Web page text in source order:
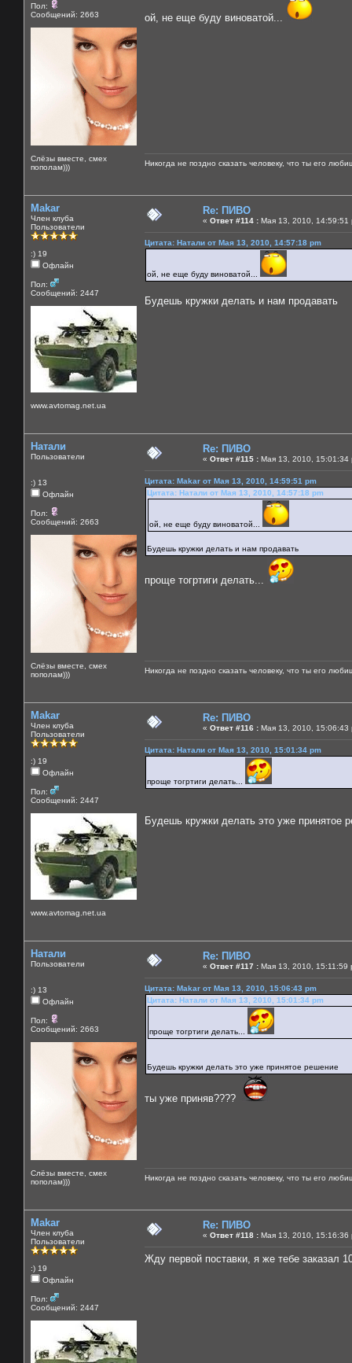
Пол:
Сообщений: 2663
Слёзы вместе, смех
пополам)))
ой, не еще буду виноватой...
Никогда не поздно сказать человеку, что ты его
Makar
Член клуба
Пользователи
:) 19
Офлайн
Пол:
Сообщений: 2447
www.avtomag.net.ua
Re: ПИВО
« Ответ #114 : Мая 13, 2010, 14:59:51
Цитата: Натали от Мая 13, 2010, 14:57:18 pm
ой, не еще буду виноватой...
Будешь кружки делать и нам продавать
Натали
Пользователи
:) 13
Офлайн
Пол:
Сообщений: 2663
Слёзы вместе, смех
пополам)))
Re: ПИВО
« Ответ #115 : Мая 13, 2010, 15:01:34
Цитата: Makar от Мая 13, 2010, 14:59:51 pm
Цитата: Натали от Мая 13, 2010, 14:57:18 pm
ой, не еще буду виноватой...
Будешь кружки делать и нам продавать
проще тогртиги делать...
Никогда не поздно сказать человеку, что ты его
Makar
Член клуба
Пользователи
:) 19
Офлайн
Пол:
Сообщений: 2447
www.avtomag.net.ua
Re: ПИВО
« Ответ #116 : Мая 13, 2010, 15:06:43
Цитата: Натали от Мая 13, 2010, 15:01:34 pm
проще тогртиги делать...
Будешь кружки делать это уже принятое
Натали
Пользователи
:) 13
Офлайн
Пол:
Сообщений: 2663
Слёзы вместе, смех
пополам)))
Re: ПИВО
« Ответ #117 : Мая 13, 2010, 15:11:59
Цитата: Makar от Мая 13, 2010, 15:06:43 pm
Цитата: Натали от Мая 13, 2010, 15:01:34 pm
проще тогртиги делать...
Будешь кружки делать это уже принятое решение
ты уже приняв????
Никогда не поздно сказать человеку, что ты его
Makar
Член клуба
Пользователи
:) 19
Офлайн
Пол:
Сообщений: 2447
Re: ПИВО
« Ответ #118 : Мая 13, 2010, 15:16:36
Жду первой поставки, я же тебе заказал